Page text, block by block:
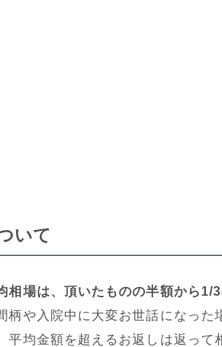
いて
相場は、頂いたものの半額から1/
柄や入院中に大変お世話になった
平均金額を超えるお返しは返って